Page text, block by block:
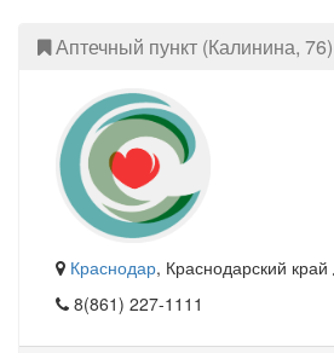
Аптечный пункт (Калинина, 76)
Краснодар, Краснодарский край
8(861) 227-1111